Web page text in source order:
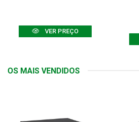
VER PREÇO
OS MAIS VENDIDOS